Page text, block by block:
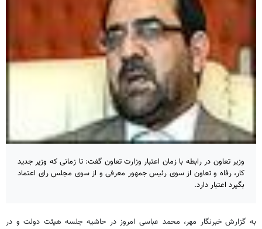
وزیر تعاون در رابطه با زمان اعتبار وزارت تعاون گفت: تا زمانی که وزیر جدید
کار، رفاه و تعاون از سوی رئیس جمهور معرفی و از سوی مجلس رای اعتماد
بگیرد اعتبار دارد.
به گزارش خبرنگار مهر، محمد عباسی امروز در حاشیه جلسه هیئت دولت و در